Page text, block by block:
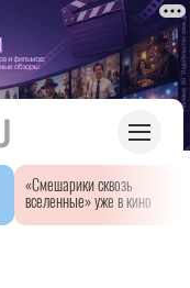
«Смешарики сквозь
вселенные» уже в кино